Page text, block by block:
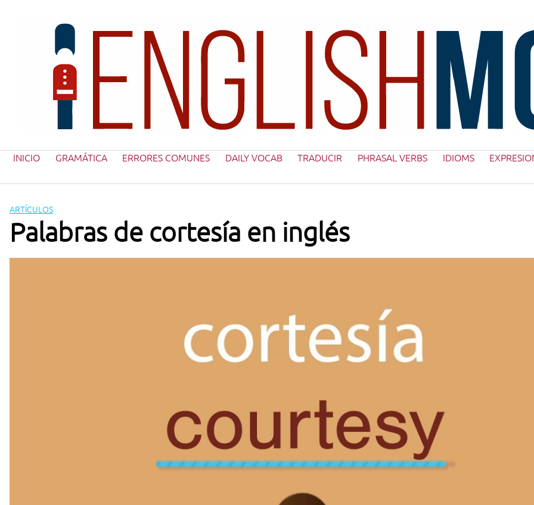
INICIO GRAMÁTICA ERRORES COMUNES DAILY VOCAB TRADUCIR PHRASAL VERBS IDIOMS
ARTÍCULOS
Palabras de cortesía en inglés